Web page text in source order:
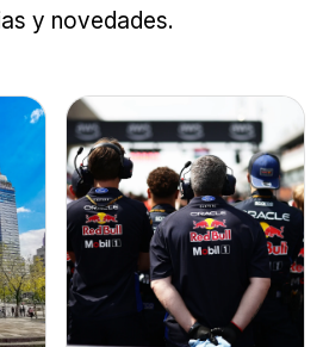
y novedades.